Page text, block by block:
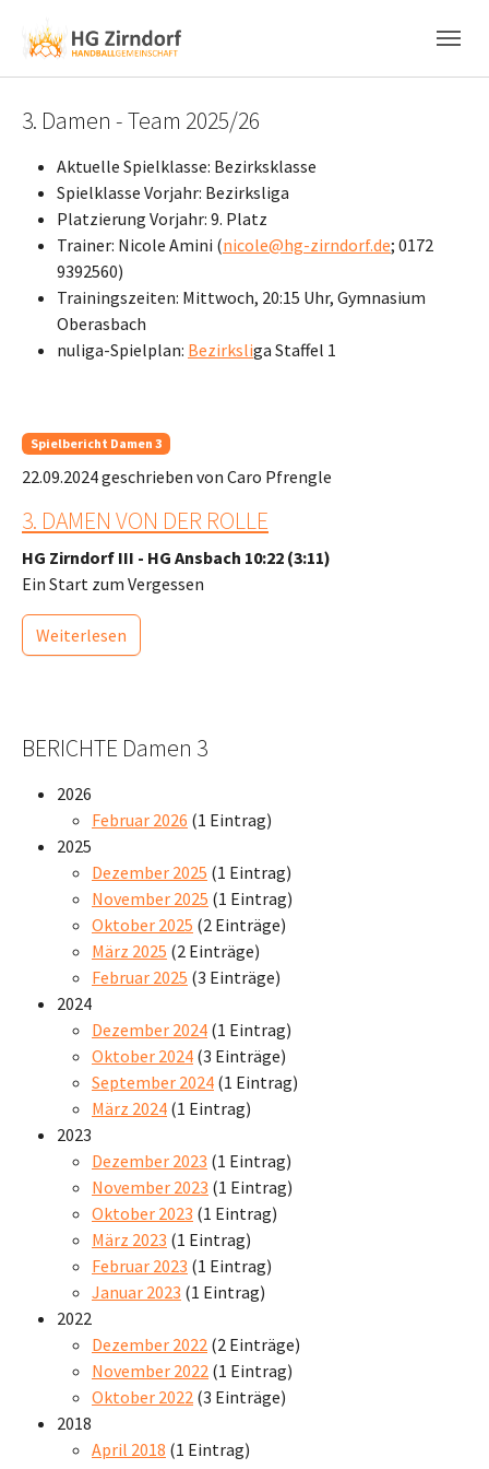
3. Damen - Team 2025/26
Aktuelle Spielklasse: Bezirksklasse
Spielklasse Vorjahr: Bezirksliga
Platzierung Vorjahr: 9. Platz
Trainer: Nicole Amini (nicole@hg-zirndorf.de; 0172
9392560)
Trainingszeiten: Mittwoch, 20:15 Uhr, Gymnasium
Oberasbach
nuliga-Spielplan: Bezirksliga Staffel 1
Spielbericht Damen 3
22.09.2024geschrieben von Caro Pfrengle
3. DAMEN VON DER ROLLE
HG Zirndorf III - HG Ansbach 10:22 (3:11)
Ein Start zum Vergessen
Weiterlesen
BERICHTE Damen 3
2026
Februar 2026 (1 Eintrag)
2025
Dezember 2025 (1 Eintrag)
November 2025 (1 Eintrag)
Oktober 2025 (2 Einträge)
März 2025 (2 Einträge)
Februar 2025 (3 Einträge)
2024
Dezember 2024 (1 Eintrag)
Oktober 2024 (3 Einträge)
September 2024 (1 Eintrag)
März 2024 (1 Eintrag)
2023
Dezember 2023 (1 Eintrag)
November 2023 (1 Eintrag)
Oktober 2023 (1 Eintrag)
März 2023 (1 Eintrag)
Februar 2023 (1 Eintrag)
Januar 2023 (1 Eintrag)
2022
Dezember 2022 (2 Einträge)
November 2022 (1 Eintrag)
Oktober 2022 (3 Einträge)
2018
April 2018 (1 Eintrag)